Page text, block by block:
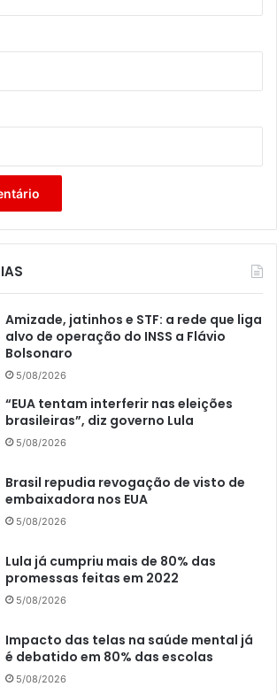
Amizade, jatinhos e STF: a rede que liga
alvo de operação do INSS a Flávio
Bolsonaro
5/08/2026
“EUA tentam interferir nas eleições
brasileiras”, diz governo Lula
5/08/2026
Brasil repudia revogação de visto de
embaixadora nos EUA
5/08/2026
Lula já cumpriu mais de 80% das
promessas feitas em 2022
5/08/2026
Impacto das telas na saúde mental já
é debatido em 80% das escolas
5/08/2026